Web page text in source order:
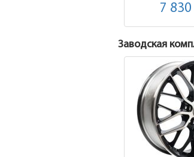
7 830
Заводская